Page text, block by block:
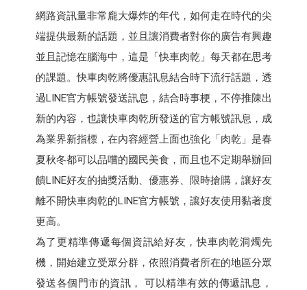
網路資訊量非常龐大爆炸的年代，如何走在時代的尖
端提供最新的話題，並且讓消費者對你的廣告有興趣
並且記憶在腦海中，這是「快車肉乾」每天都在思考
的課題。快車肉乾將優惠訊息結合時下流行話題，透
過LINE官方帳號發送訊息，結合時事梗，不停推陳出
新的內容，也讓快車肉乾所發送的官方帳號訊息，成
為業界新指標，在內容經營上面也強化「肉乾」是春
夏秋冬都可以品嚐的國民美食，而且也不定期舉辦回
饋LINE好友的抽獎活動、優惠券、限時搶購，讓好友
離不開快車肉乾的LINE官方帳號，讓好友使用黏著度
更高。
為了更精準傳遞每個資訊給好友，快車肉乾洞燭先
機，開始建立受眾分群，依照消費者所在的地區分眾
發送各個門市的資訊， 可以精準有效的傳遞訊息，